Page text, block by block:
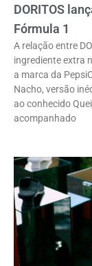
DORITOS
Fórmula 1
A relação entre
ingrediente extra
a marca da
Nacho, versão
ao conhecido
acompanhado